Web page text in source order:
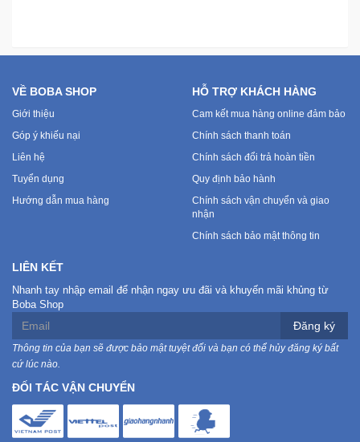
VỀ BOBA SHOP
Giới thiệu
Góp ý khiếu nại
Liên hệ
Tuyển dụng
Hướng dẫn mua hàng
HỖ TRỢ KHÁCH HÀNG
Cam kết mua hàng online đảm bảo
Chính sách thanh toán
Chính sách đổi trả hoàn tiền
Quy định bảo hành
Chính sách vận chuyển và giao
nhận
Chính sách bảo mật thông tin
LIÊN KẾT
Nhanh tay nhập email để nhận ngay ưu đãi và khuyến mãi khủng từ
Boba Shop
Đăng ký
Thông tin của bạn sẽ được bảo mật tuyệt đối và bạn có thể hủy đăng ký bất
cứ lúc nào.
ĐỐI TÁC VẬN CHUYỂN